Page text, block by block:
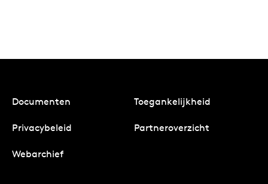
Documenten Toegankelijkheid
Privacybeleid Partneroverzicht
Webarchief